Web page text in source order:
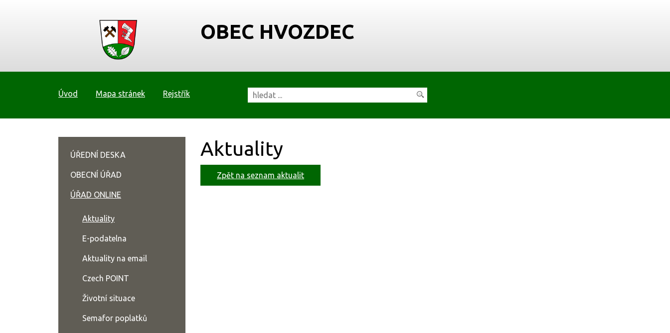
OBEC HVOZDEC
Úvod Mapa stránek Rejstřík
Aktuality
Zpět na seznam aktualit
ÚŘEDNÍ DESKA
OBECNÍ ÚŘAD
ÚŘAD ONLINE
Aktuality
E-podatelna
Aktuality na email
Czech POINT
Životní situace
Semafor poplatků